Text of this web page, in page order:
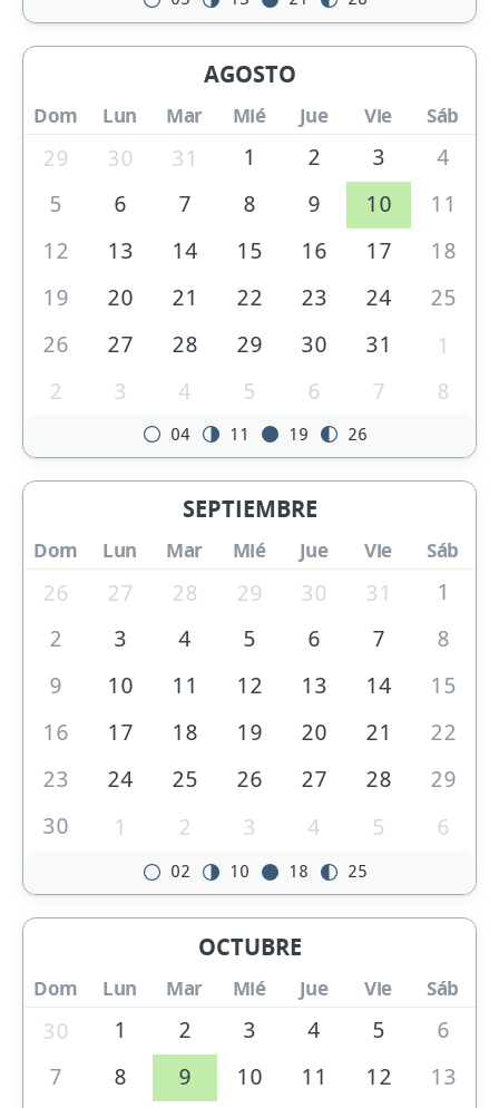
AGOSTO
Dom Lun Mar Mié Jue Vie Sáb
29 30 31 1 2 3
4
5
6 7 8 9 10
11
12
13 14 15 16 17
18
19
20 21 22 23 24
25
26
27 28 29 30 31
1
2
3 4 5 6 7 8
04 11 19 26
SEPTIEMBRE
Dom Lun Mar Mié Jue Vie Sáb
26 27 28 29 30 31
1
2
3 4 5 6 7
8
9
10 11 12 13 14
15
16
17 18 19 20 21
22
23
24 25 26 27 28
29
30
1 2 3 4 5 6
02 10 18 25
OCTUBRE
Dom Lun Mar Mié Jue Vie Sáb
30 1 2 3 4 5
6
7
8 9 10 11 12
13